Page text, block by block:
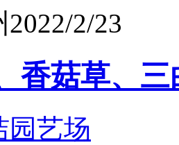
2022/2/23
香菇草、
园艺场